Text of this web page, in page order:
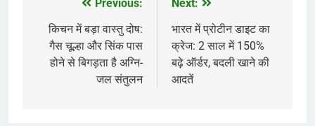
navigation
Previous:
किचन में बड़ा वास्तु दोष:
गैस चूल्हा और सिंक पास
होने से बिगड़ता है अग्नि-
जल संतुलन
Next:
भारत में प्रोटीन डाइट का
क्रेज: 2 साल में 150%
बढ़े ऑर्डर, बदली खाने की
आदतें